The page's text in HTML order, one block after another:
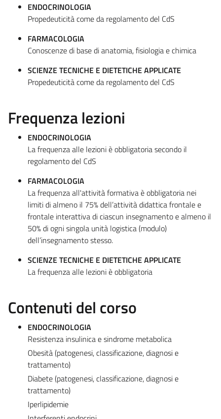
ENDOCRINOLOGIA
Propedeuticità come da regolamento del CdS
FARMACOLOGIA
Conoscenze di base di anatomia, fisiologia e chimica
SCIENZE TECNICHE E DIETETICHE APPLICATE
Propedeuticità come da regolamento del CdS
Frequenza lezioni
ENDOCRINOLOGIA
La frequenza alle lezioni è obbligatoria secondo il
regolamento del CdS
FARMACOLOGIA
La frequenza all'attività formativa è obbligatoria nei
limiti di almeno il 75% dell’attività didattica frontale e
frontale interattiva di ciascun insegnamento e almeno il
50% di ogni singola unità logistica (modulo)
dell’insegnamento stesso.
SCIENZE TECNICHE E DIETETICHE APPLICATE
La frequenza alle lezioni è obbligatoria
Contenuti del corso
ENDOCRINOLOGIA
Resistenza insulinica e sindrome metabolica
Obesità (patogenesi, classificazione, diagnosi e
trattamento)
Diabete (patogenesi, classificazione, diagnosi e
trattamento)
Iperlipidemie